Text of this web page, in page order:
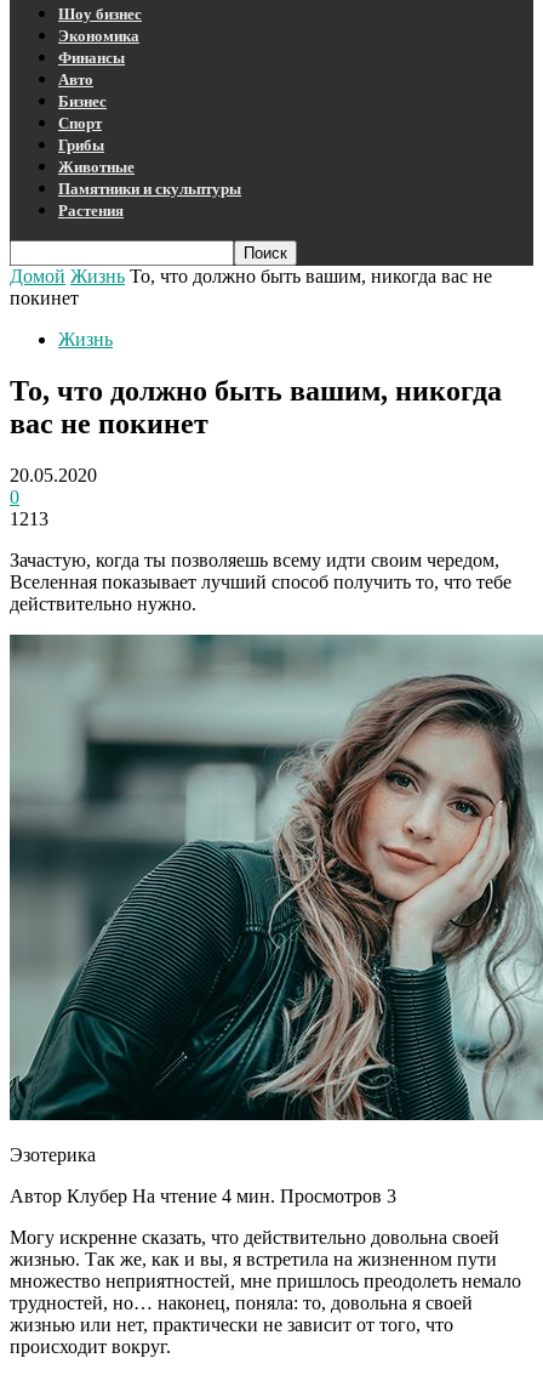
Шоу бизнес
Экономика
Финансы
Авто
Бизнес
Спорт
Грибы
Животные
Памятники и скульптуры
Растения
Домой Жизнь То, что должно быть вашим, никогда вас не
покинет
Жизнь
То, что должно быть вашим, никогда
вас не покинет
20.05.2020
0
1213
Зачастую, когда ты позволяешь всему идти своим чередом,
Вселенная показывает лучший способ получить то, что тебе
действительно нужно.
Эзотерика
Автор Клубер На чтение 4 мин. Просмотров 3
Могу искренне сказать, что действительно довольна своей
жизнью. Так же, как и вы, я встретила на жизненном пути
множество неприятностей, мне пришлось преодолеть немало
трудностей, но… наконец, поняла: то, довольна я своей
жизнью или нет, практически не зависит от того, что
происходит вокруг.